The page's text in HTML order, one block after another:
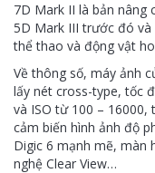
7D Mark II là bản nâng
5D Mark III trước đó và
thể thao và động vật
Về thông số, máy ảnh
lấy nét cross-type, tốc
và ISO từ 100 –
cảm biến hình ảnh độ
Digic 6 mạnh mẽ, màn
nghệ Clear View…